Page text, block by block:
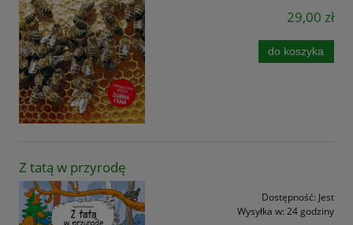
29,00 zł
do koszyka
Z tatą w przyrodę
Dostępność: Jest
Wysyłka w: 24 godziny